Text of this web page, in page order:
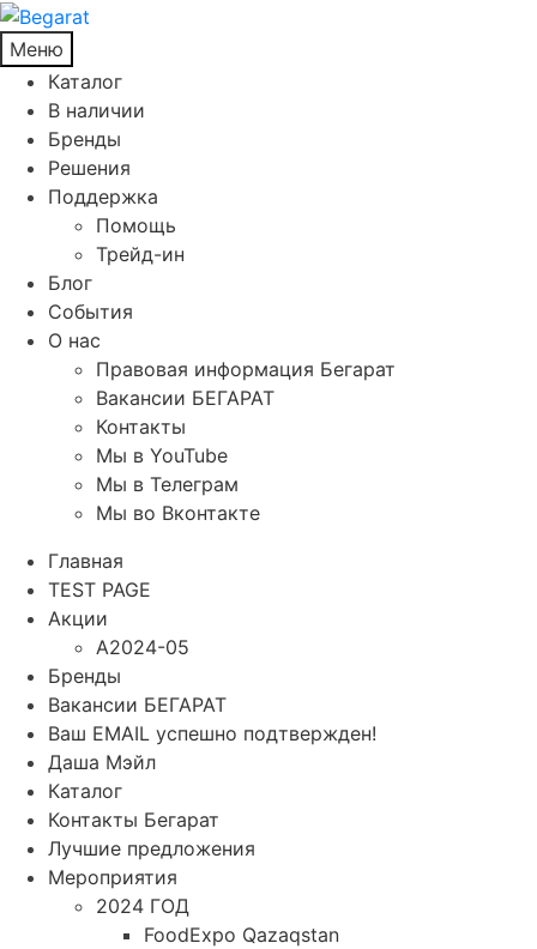
Меню
Каталог
В наличии
Бренды
Решения
Поддержка
Помощь
Трейд-ин
Блог
События
О нас
Правовая информация Бегарат
Вакансии БЕГАРАТ
Контакты
Мы в YouTube
Мы в Телеграм
Мы во Вконтакте
Главная
TEST PAGE
Акции
A2024-05
Бренды
Вакансии БЕГАРАТ
Ваш EMAIL успешно подтвержден!
Даша Мэйл
Каталог
Контакты Бегарат
Лучшие предложения
Мероприятия
2024 ГОД
FoodExpo Qazaqstan